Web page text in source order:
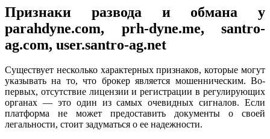
Признаки развода и обмана у
parahdyne.com, prh-dyne.me, santro-
ag.com, user.santro-ag.net
Существует несколько характерных признаков, которые могут
указывать на то, что брокер является мошенническим. Во-
первых, отсутствие лицензии и регистрации в регулирующих
органах — это один из самых очевидных сигналов. Если
платформа не может предоставить документы о своей
легальности, стоит задуматься о ее надежности.